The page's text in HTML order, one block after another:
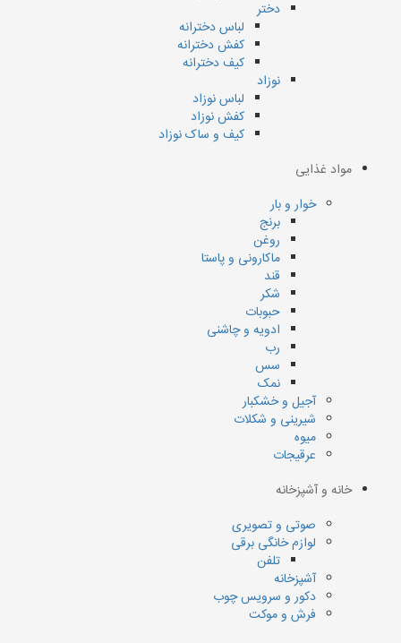
دختر
لباس دخترانه
کفش دخترانه
کیف دخترانه
نوزاد
لباس نوزاد
کفش نوزاد
کیف و ساک نوزاد
مواد غذایی
خوار و بار
برنج
روغن
ماکارونی و پاستا
قند
شکر
حبوبات
ادویه و چاشنی
رب
سس
نمک
آجیل و خشکبار
شیرینی و شکلات
میوه
عرقیجات
خانه و آشپزخانه
صوتی و تصویری
لوازم خانگی برقی
تلفن
آشپزخانه
دکور و سرویس چوب
فرش و موکت